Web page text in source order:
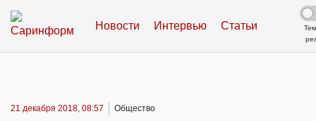
Новости Интервью Статьи
21 декабря 2018, 08:57 Общество